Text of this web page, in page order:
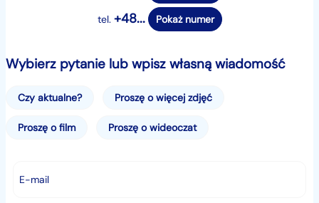
- Podgrzewane fotele
- Podgrzewana kierownica
- Immobiliser
- Podgrzewane fotele
- El. hamulec ręczny
tel. +48... Pokaż numer
Wybierz pytanie lub wpisz własną wiadomość
Czy aktualne? Proszę o więcej zdjęć
Proszę o film Proszę o wideoczat
E-mail